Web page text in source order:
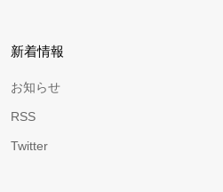
新着情報
お知らせ
RSS
Twitter